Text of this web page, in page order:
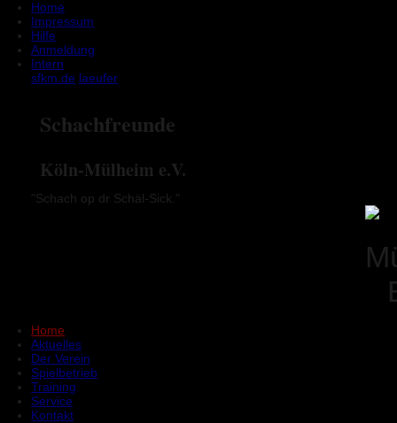
Home
Impressum
Hilfe
Anmeldung
Intern
sfkm.de laeufer
Schachfreunde
Köln-Mülheim e.V.
"Schach op dr Schäl-Sick."
Home
Aktuelles
Der Verein
Spielbetrieb
Training
Service
Kontakt